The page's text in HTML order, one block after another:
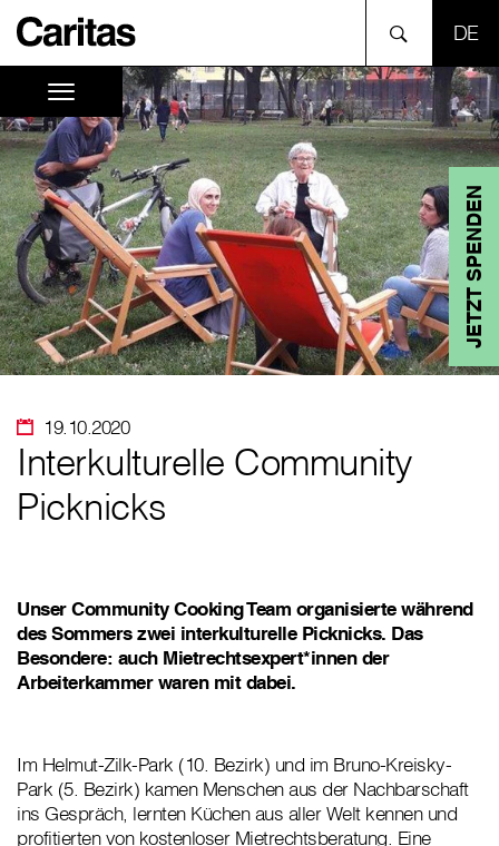
JETZT SPENDEN
19.10.2020
Interkulturelle Community
Picknicks
Unser Community Cooking Team organisierte während
des Sommers zwei interkulturelle Picknicks. Das
Besondere: auch Mietrechtsexpert*innen der
Arbeiterkammer waren mit dabei.
Im Helmut-Zilk-Park (10. Bezirk) und im Bruno-Kreisky-
Park (5. Bezirk) kamen Menschen aus der Nachbarschaft
ins Gespräch, lernten Küchen aus aller Welt kennen und
profitierten von kostenloser Mietrechtsberatung. Eine